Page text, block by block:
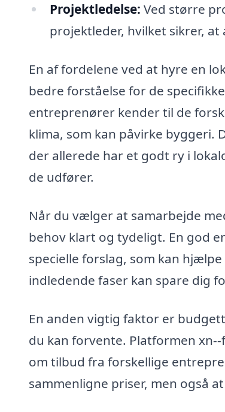
Projektledelse: Ved større
projektleder, hvilket sikrer,
En af fordelene ved at hyre en
bedre forståelse for de
entreprenører kender til de
klima, som kan påvirke
der allerede har et godt ry i
de udfører.
Når du vælger at samarbejde
behov klart og tydeligt. En god
specielle forslag, som kan
indledende faser kan spare dig
En anden vigtig faktor er
du kan forvente. Platformen
om tilbud fra forskellige
sammenligne priser, men også